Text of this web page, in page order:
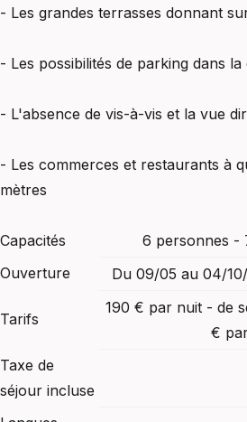
- Les grandes terrasses donnant
- Les possibilités de parking dans
- L'absence de vis-à-vis et la vue
- Les commerces et restaurants à
mètres
Capacités
6 personnes -
Ouverture
Du 09/05 au 04/
Tarifs
190 € par nuit - de
€
Taxe de
séjour incluse